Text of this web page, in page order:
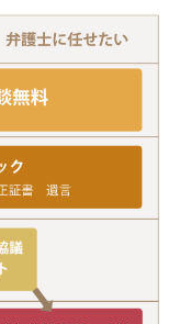
遺産分割協議サ